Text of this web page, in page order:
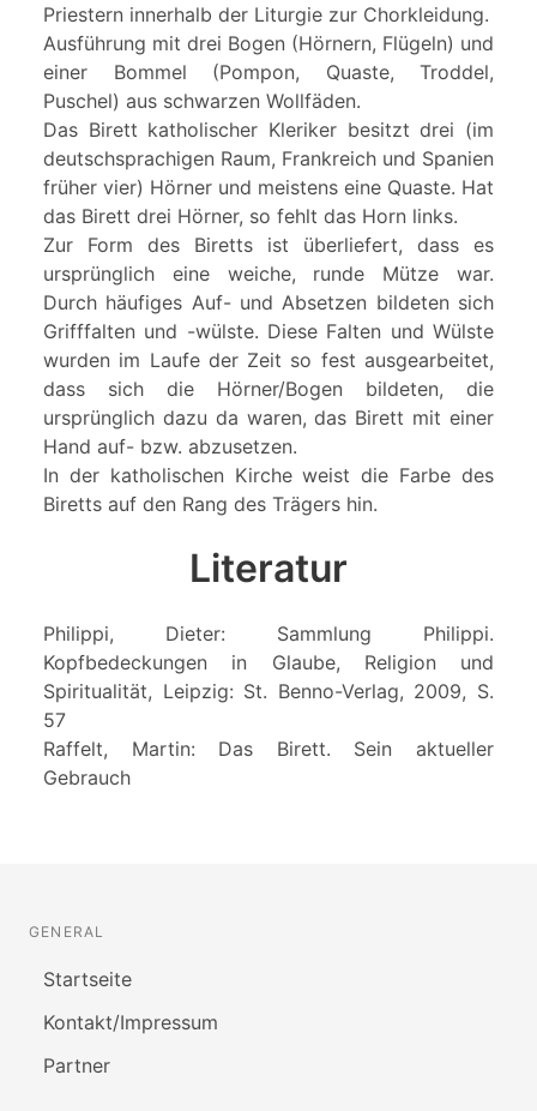
Priestern innerhalb der Liturgie zur Chorkleidung.
Ausführung mit drei Bogen (Hörnern, Flügeln) und
einer Bommel (Pompon, Quaste, Troddel,
Puschel) aus schwarzen Wollfäden.
Das Birett katholischer Kleriker besitzt drei (im
deutschsprachigen Raum, Frankreich und Spanien
früher vier) Hörner und meistens eine Quaste. Hat
das Birett drei Hörner, so fehlt das Horn links.
Zur Form des Biretts ist überliefert, dass es
ursprünglich eine weiche, runde Mütze war.
Durch häufiges Auf- und Absetzen bildeten sich
Grifffalten und -wülste. Diese Falten und Wülste
wurden im Laufe der Zeit so fest ausgearbeitet,
dass sich die Hörner/Bogen bildeten, die
ursprünglich dazu da waren, das Birett mit einer
Hand auf- bzw. abzusetzen.
In der katholischen Kirche weist die Farbe des
Biretts auf den Rang des Trägers hin.
Literatur
Philippi, Dieter: Sammlung Philippi.
Kopfbedeckungen in Glaube, Religion und
Spiritualität, Leipzig: St. Benno-Verlag, 2009, S.
57
Raffelt, Martin: Das Birett. Sein aktueller
Gebrauch
GENERAL
Startseite
Kontakt/Impressum
Partner